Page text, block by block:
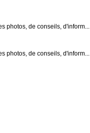
photos, de conseils, d'inform...
photos, de conseils, d'inform...